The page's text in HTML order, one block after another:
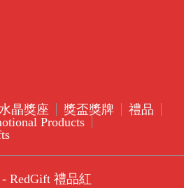
水晶獎座 獎盃獎牌
禮品
Products
RedGift 禮品紅